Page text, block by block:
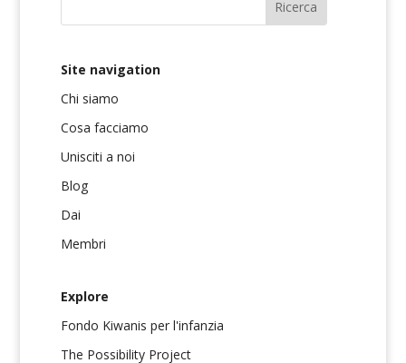
Site navigation
Chi siamo
Cosa facciamo
Unisciti a noi
Blog
Dai
Membri
Explore
Fondo Kiwanis per l'infanzia
The Possibility Project